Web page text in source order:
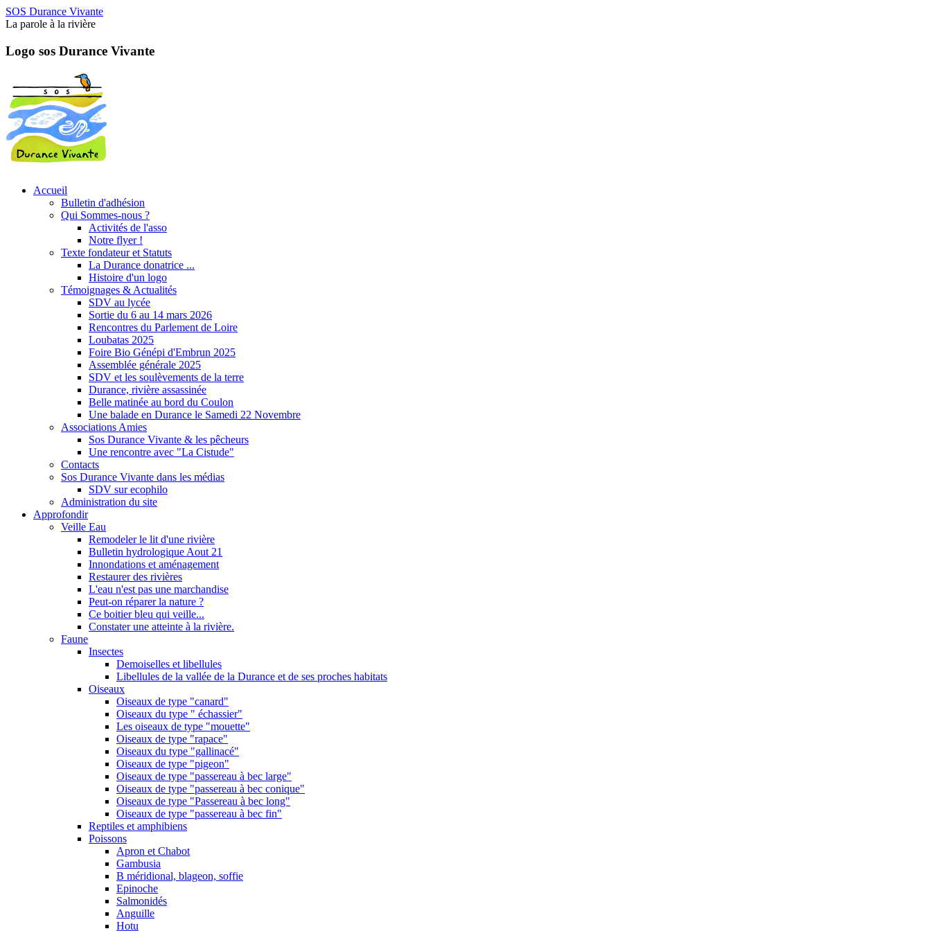
SOS Durance Vivante
La parole à la rivière
Logo sos Durance Vivante
Accueil
Bulletin d'adhésion
Qui Sommes-nous ?
Activités de l'asso
Notre flyer !
Texte fondateur et Statuts
La Durance donatrice ...
Histoire d'un logo
Témoignages & Actualités
SDV au lycée
Sortie du 6 au 14 mars 2026
Rencontres du Parlement de Loire
Loubatas 2025
Foire Bio Génépi d'Embrun 2025
Assemblée générale 2025
SDV et les soulèvements de la terre
Durance, rivière assassinée
Belle matinée au bord du Coulon
Une balade en Durance le Samedi 22 Novembre
Associations Amies
Sos Durance Vivante & les pêcheurs
Une rencontre avec "La Cistude"
Contacts
Sos Durance Vivante dans les médias
SDV sur ecophilo
Administration du site
Approfondir
Veille Eau
Remodeler le lit d'une rivière
Bulletin hydrologique Aout 21
Innondations et aménagement
Restaurer des rivières
L'eau n'est pas une marchandise
Peut-on réparer la nature ?
Ce boitier bleu qui veille...
Constater une atteinte à la rivière.
Faune
Insectes
Demoiselles et libellules
Libellules de la vallée de la Durance et de ses proches habitats
Oiseaux
Oiseaux de type "canard"
Oiseaux du type " échassier"
Les oiseaux de type "mouette"
Oiseaux de type "rapace"
Oiseaux du type "gallinacé"
Oiseaux de type "pigeon"
Oiseaux de type "passereau à bec large"
Oiseaux de type "passereau à bec conique"
Oiseaux de type "Passereau à bec long"
Oiseaux de type "passereau à bec fin"
Reptiles et amphibiens
Poissons
Apron et Chabot
Gambusia
B méridional, blageon, soffie
Epinoche
Salmonidés
Anguille
Hotu